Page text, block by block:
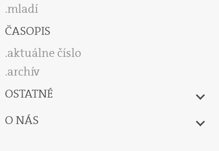
mladí
ČASOPIS
aktuálne číslo
archív
OSTATNÉ
O NÁS